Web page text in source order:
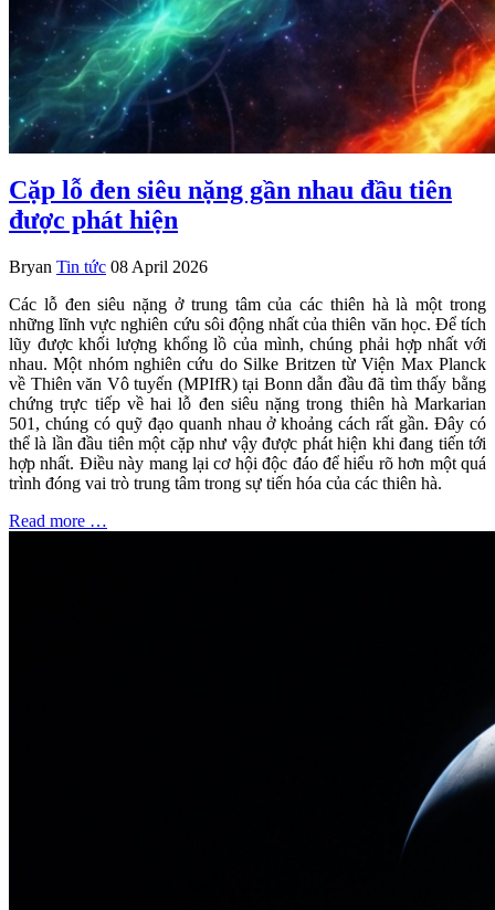
Cặp lỗ đen siêu nặng gần nhau đầu tiên
được phát hiện
Bryan Tin tức 08 April 2026
Các lỗ đen siêu nặng ở trung tâm của các thiên hà là một trong
những lĩnh vực nghiên cứu sôi động nhất của thiên văn học. Để tích
lũy được khối lượng khổng lồ của mình, chúng phải hợp nhất với
nhau. Một nhóm nghiên cứu do Silke Britzen từ Viện Max Planck
về Thiên văn Vô tuyến (MPIfR) tại Bonn dẫn đầu đã tìm thấy bằng
chứng trực tiếp về hai lỗ đen siêu nặng trong thiên hà Markarian
501, chúng có quỹ đạo quanh nhau ở khoảng cách rất gần. Đây có
thể là lần đầu tiên một cặp như vậy được phát hiện khi đang tiến tới
hợp nhất. Điều này mang lại cơ hội độc đáo để hiểu rõ hơn một quá
trình đóng vai trò trung tâm trong sự tiến hóa của các thiên hà.
Read more …